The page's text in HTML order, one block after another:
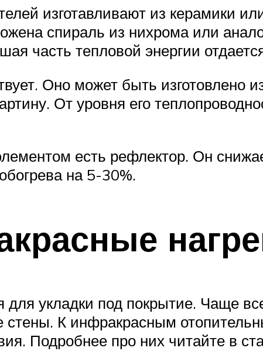
изготавливают из керамики
спираль из нихрома или
часть тепловой энергии
Оно может быть изготовлено
От уровня его
есть рефлектор. Он
на 5-30%.
укладки под покрытие. Чаще
стены. К инфракрасным
Подробнее про них читайте в